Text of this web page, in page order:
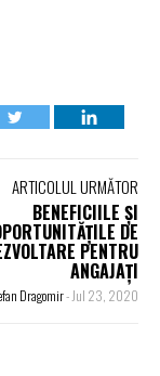
ARTICOLUL URMĂTOR
BENEFICIILE ȘI
DE
PENTRU
ANGAJAȚI
Dragomir- Jul 23, 2020